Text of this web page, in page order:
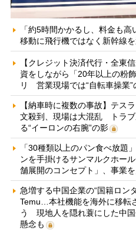
「約5時間かかるし、料金も
移動に飛行機ではなく新幹線
【クレジット決済代行・全東
資をしながら「20年以上の粉
リ 営業現場では“自転車操業”
【納車時に複数の事故】テス
文殺到、現場は大混乱 トラ
る“イーロンの右腕”の影
「30種類以上のパン食べ放題
ンを手掛けるサンマルクホー
舗展開のコンセプト」、事業
急増する中国企業の“国籍ロン
Temu…本社機能を海外に移転
う 現地人を隠れ蓑にした中
懸念も